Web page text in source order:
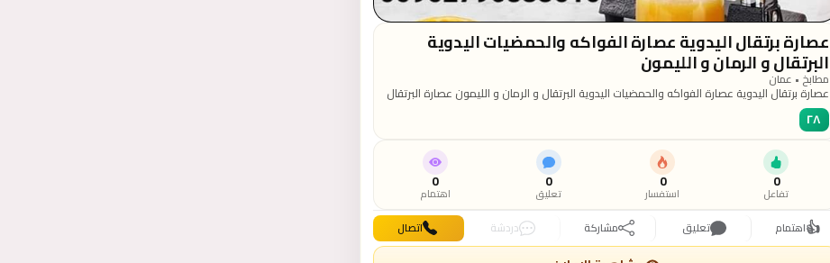
عصارة برتقال اليدوية عصارة الفواكه والحمضيات اليدوية
البرتقال و الرمان و الليمون
مطابخ • عمان
عصارة برتقال اليدوية عصارة الفواكه والحمضيات اليدوية البرتقال و الرمان و الليمون عصارة البرتقال
اليدوية قوية وعملية، مصنوعة من المعدن القوى وبتعصر جميع أنواع الفواكه يمكن استخدامها
بسهولة فقط قم بالضغط و سحب اليد الى الاسفل و ستحصل على عصير الفواكه الطبيعي الصحي
من دون بذور أعصري جميع أنواع الفواكه بأسرع وقت عصارة برتقال يدوية عالية التحمل وذات جودة
عالية عصارة الحمضيات الاحترافية احصل على عصير لذيذة وصحية لك ولعائلتك بنصف عمل العصارات
الأخرى المصنوعة من الفولاذ المقاوم للصدأ هذه القوة والجاذبية لإنجاز المهمة بأقل جهد. تعمل
الرافعة بشكل عملي نيابة عنك. قدرات قوية وآمنة السعر 28 دينار للطلب من داخل الاردن
00962787589675 00962776357594 00962796833610
٢٨
0
تفاعل
0
استفسار
0
تعليق
0
اهتمام
👍اهتمام تعليق مشاركة دردشة اتصال